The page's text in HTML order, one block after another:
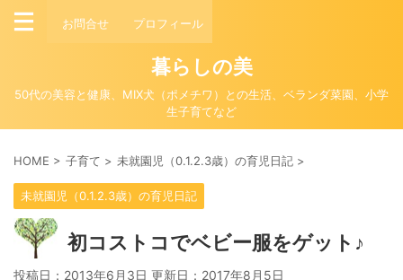
お問合せ プロフィール
暮らしの美
50代の美容と健康、MIX犬（ポメチワ）との生活、ベランダ菜園、小学
生子育てなど
HOME > 子育て > 未就園児（0.1.2.3歳）の育児日記 >
未就園児（0.1.2.3歳）の育児日記
初コストコでベビー服をゲット♪
投稿日：2013年6月3日 更新日： 2017年8月5日